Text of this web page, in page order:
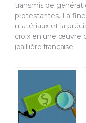
transmis de
protestantes. La
matériaux et la
croix en une œuvre
joaillière française.